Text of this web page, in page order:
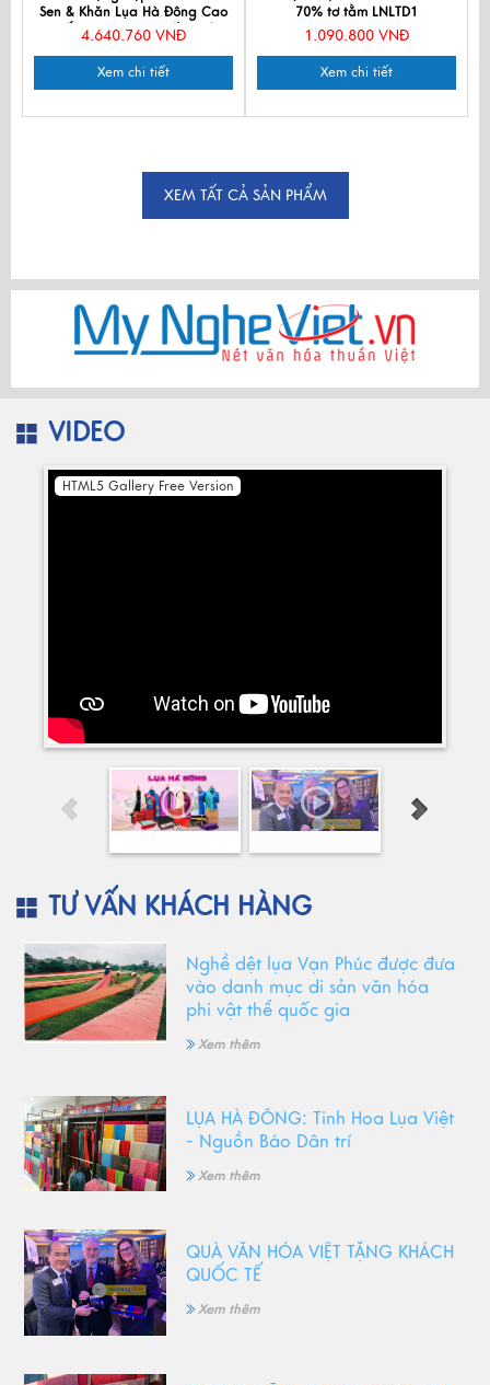
Sen & Khăn Lụa Hà Đông Cao
Cấp - Quà tặng Đối tác/
hóa Việt CBPT70180T3-1
4.640.760 VNĐ
Xem chi tiết
70% tơ tằm LNLTD1
1.090.800 VNĐ
Xem chi tiết
XEM TẤT CẢ SẢN PHẨM
VIDEO
HTML5 Gallery Free Version
TƯ VẤN KHÁCH HÀNG
Nghề dệt lụa Vạn Phúc được đưa
vào danh mục di sản văn hóa
phi vật thể quốc gia
Xem thêm
LỤA HÀ ĐÔNG: Tinh Hoa Lụa Việt
- Nguồn Báo Dân trí
Xem thêm
QUÀ VĂN HÓA VIỆT TẶNG KHÁCH
QUỐC TẾ
Xem thêm